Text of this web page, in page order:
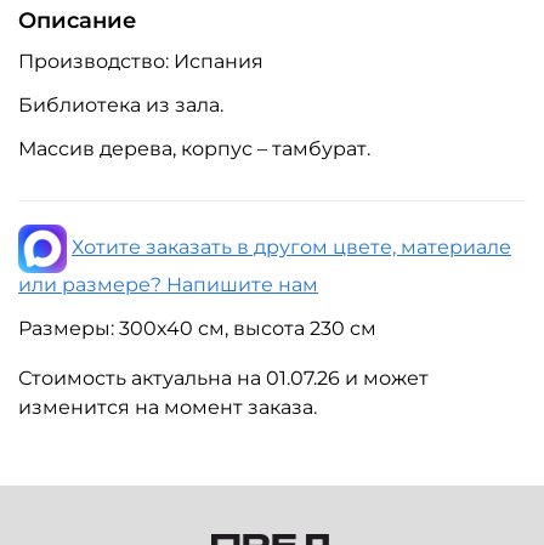
Описание
Производство: Испания
Библиотека из зала.
Массив дерева, корпус – тамбурат.
Хотите заказать в другом цвете, материале
или размере? Напишите нам
Размеры: 300х40 см, высота 230 см
Стоимость актуальна на 01.07.26 и может
изменится на момент заказа.